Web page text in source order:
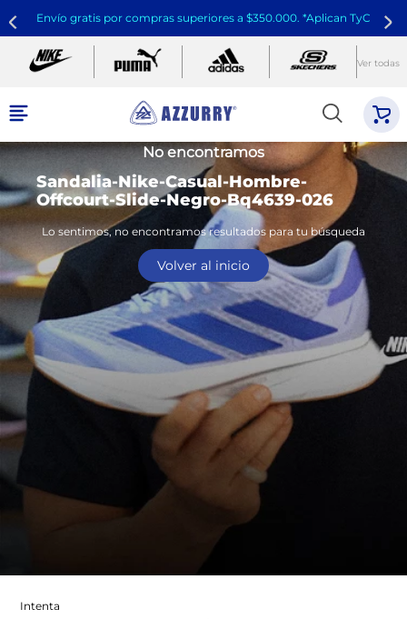
Envío gratis por compras superiores a $350.000. *Aplican TyC
Ver todas
No encontramos
Sandalia-Nike-Casual-Hombre-
Offcourt-Slide-Negro-Bq4639-026
Lo sentimos, no encontramos resultados para tu búsqueda
Volver al inicio
Intenta